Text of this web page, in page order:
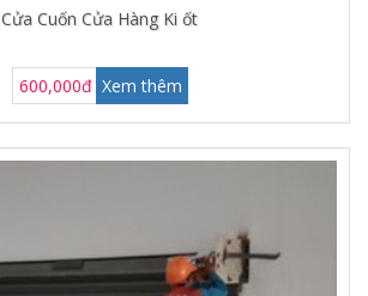
Cửa Cuốn Cửa Hàng Ki ốt
600,000đ Xem thêm